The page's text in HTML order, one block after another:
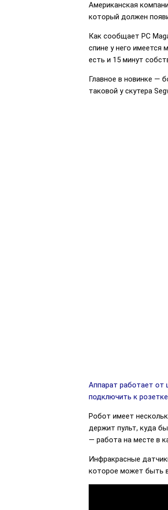
Американская
который должен
Как сообщает PC
спине у него
есть и 15 минут
Главное в новинке —
таковой у скутера
Аппарат работает от
подключить к
Робот имеет
держит пульт, куда
— работа на месте в
Инфракрасные
которое может быть